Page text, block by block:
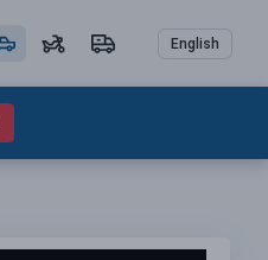
English